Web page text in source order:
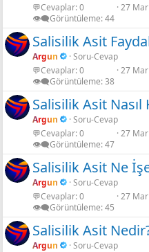
💬Cevaplar 0
👁️‍🗨️Görüntüleme 44
27
Salisilik Asit
Argun
Soru-Cevap
💬Cevaplar 0
👁️‍🗨️Görüntüleme 38
27
Salisilik Asit Nasıl
Argun
Soru-Cevap
💬Cevaplar 0
👁️‍🗨️Görüntüleme 47
27
Salisilik Asit Ne
Argun
Soru-Cevap
💬Cevaplar 0
👁️‍🗨️Görüntüleme 45
27
Salisilik Asit
Argun
Soru-Cevap